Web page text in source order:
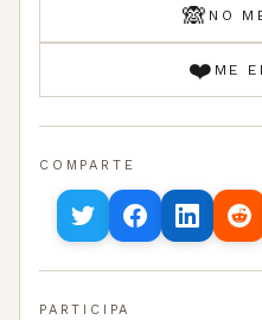
🙈 NO
❤️ ME
COMPARTE
PARTICIPA